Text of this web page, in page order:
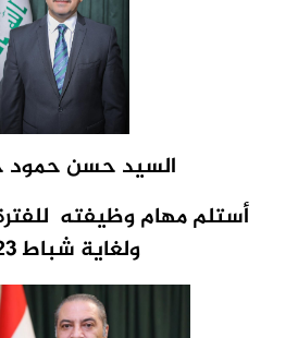
السيد حسن
أستلم مهام وظيفته
ولغاية شباط 2023